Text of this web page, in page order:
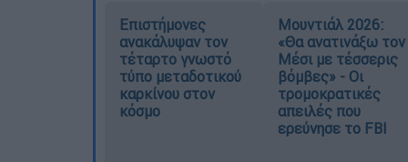
Επιστήμονες
ανακάλυψαν τον
τέταρτο γνωστό
τύπο μεταδοτικού
καρκίνου στον
κόσμο
Μουντιάλ 2026:
«Θα ανατινάξω τον
Μέσι με τέσσερις
βόμβες» - Οι
τρομοκρατικές
απειλές που
ερεύνησε το FBI